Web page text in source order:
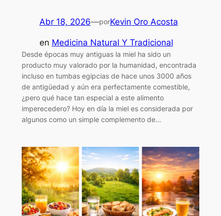
Abr 18, 2026—porKevin Oro Acosta
en Medicina Natural Y Tradicional
Desde épocas muy antiguas la miel ha sido un
producto muy valorado por la humanidad, encontrada
incluso en tumbas egipcias de hace unos 3000 años
de antigüedad y aún era perfectamente comestible,
¿pero qué hace tan especial a este alimento
imperecedero? Hoy en día la miel es considerada por
algunos como un simple complemento de…